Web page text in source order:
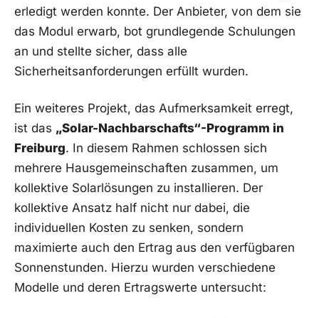
erledigt werden konnte. Der Anbieter, von dem sie‍
das Modul erwarb, bot grundlegende Schulungen
⁣an und stellte sicher,⁣ dass ‌alle
Sicherheitsanforderungen erfüllt wurden.
Ein weiteres Projekt, das Aufmerksamkeit erregt,
ist das „Solar-Nachbarschafts“-Programm⁤ in
Freiburg. ⁣In diesem Rahmen schlossen sich
mehrere Hausgemeinschaften zusammen, um
kollektive Solarlösungen⁣ zu installieren. Der
kollektive ‌Ansatz half ‌nicht ⁤nur dabei, die⁣
individuellen Kosten zu senken, sondern
maximierte auch den Ertrag‍ aus den verfügbaren
Sonnenstunden. Hierzu wurden verschiedene
Modelle und ⁢deren Ertragswerte untersucht: